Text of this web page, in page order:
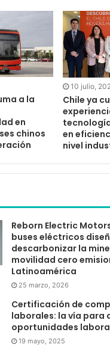
a la
en
chinos
10 julio,
Chile ya
en
nivel
Reborn Electric
buses eléctricos
descarbonizar la
movilidad cero
Latinoamérica
25 marzo, 2026
Certificación de
laborales: la vía para
oportunidades
19 mayo, 2025